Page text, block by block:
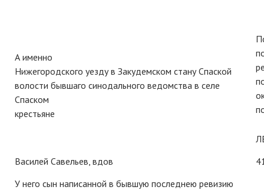
А именно
Нижегородского уезду в Закудемском стану Спаской
волости бывшаго синодального ведомства в селе
Спаском
крестьяне
Василей Савельев, вдов
У него сын написанной в бывшую последнею ревизию